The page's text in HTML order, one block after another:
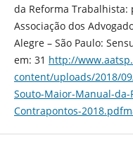
da Reforma Trabalhista:
Associação dos
Alegre – São Paulo:
em: 31 http://
content/uploads/2018/
Souto-Maior-Manual-
Contrapontos-